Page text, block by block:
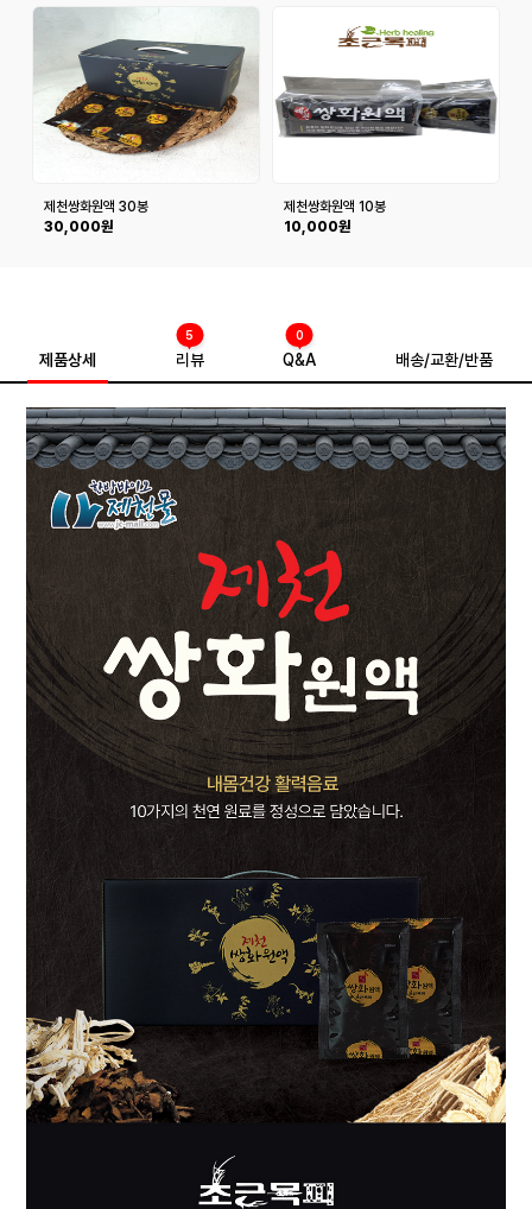
제천쌍화원액 30봉
30,000원
제천쌍화원액 10봉
10,000원
제품상세 리뷰
5
Q&A
0
배송/교환/반품